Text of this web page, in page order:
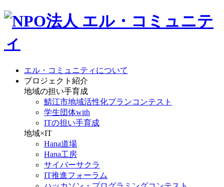
エル・コミュニティについて
プロジェクト紹介
地域の担い手育成
鯖江市地域活性化プランコンテスト
学生団体with
ITの担い手育成
地域×IT
Hana道場
Hana工房
サイバーサクラ
IT推進フォーラム